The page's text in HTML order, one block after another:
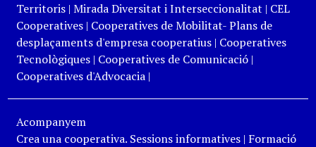
Territoris| Mirada Diversitat i Interseccionalitat | CEL
Cooperatives| Cooperatives de Mobilitat- Plans de
desplaçaments d'empresa cooperatius| Cooperatives
Tecnològiques| Cooperatives de Comunicació|
Cooperatives d'Advocacia|
Acompanyem
Crea una cooperativa. Sessions informatives| Formació